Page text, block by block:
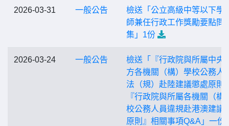
2026-03-31 一般公告
檢送「公立高級中等以下學
師兼任行政工作獎勵要點問
集」1份
2026-03-24 一般公告
檢送「『行政院與所屬中央
方各機關（構）學校公務人
法（規）赴陸建議懲處原則
『行政院與所屬各機關（構
校公務人員違規赴港澳建議
原則』相關事項Q&A」一份